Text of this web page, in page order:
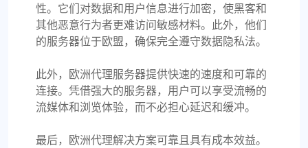
一如既往的优秀
我一直在使用 proxycompass 进行市场研究，其代
外，他们的支持团队始终在场，值得称赞。
性。它们对数据和用户信息进行加密，使黑客和
其他恶意行为者更难访问敏感材料。此外，他们
的服务器位于欧盟，确保完全遵守数据隐私法。
此外，欧洲代理服务器提供快速的速度和可靠的
连接。凭借强大的服务器，用户可以享受流畅的
流媒体和浏览体验，而不必担心延迟和缓冲。
最后，欧洲代理解决方案可靠且具有成本效益。